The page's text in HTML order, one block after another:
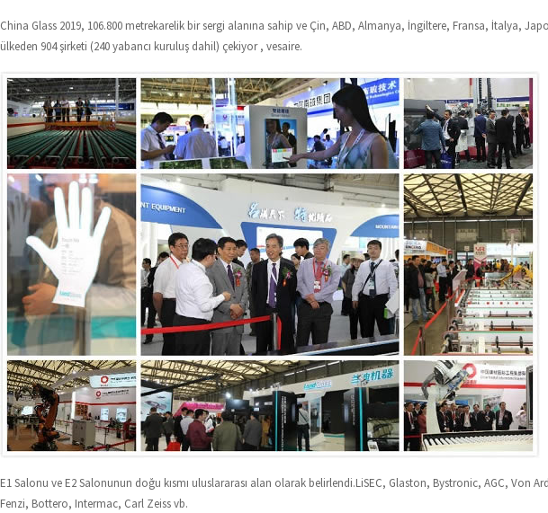
China Glass 2019, 106.800 metrekarelik bir sergi alanına sahip ve Çin, ABD, Almanya, İngiltere, Fransa, İtalya,
ülkeden 904 şirketi (240 yabancı kuruluş dahil) çekiyor , vesaire.
E1 Salonu ve E2 Salonunun doğu kısmı uluslararası alan olarak belirlendi.LiSEC, Glaston, Bystronic, AGC, Von
Fenzi, Bottero, Intermac, Carl Zeiss vb.